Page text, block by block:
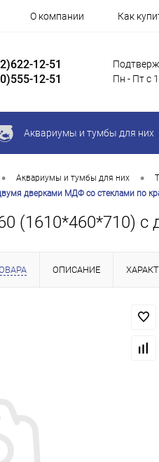
О компании Как
12-51
12-51
Пн - Пт с
Аквариумы и тумбы для них
• Аквариумы и тумбы для них •
дверками МДФ со стеклами по
(1610*460*710)
ОПИСАНИЕ